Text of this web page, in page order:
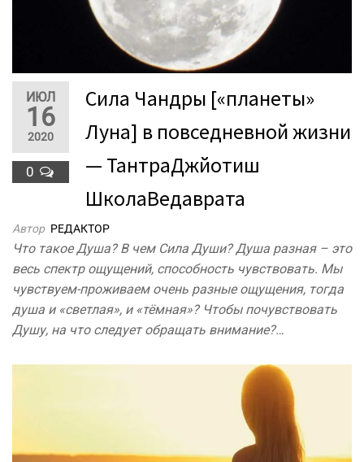
ИЮЛ
16
2020
0
Сила Чандры [«планеты»
Луна] в повседневной жизни
— ТантраДжйотиш
ШколаВедаврата
Автор РЕДАКТОР
Что такое Душа? В чем Сила Души? Душа разная – это
весь спектр ощущений, способность чувствовать. Мы
чувствуем-проживаем очень разные ощущения, тогда
душа и «светлая», и «тёмная»? Чтобы почувствовать
Душу, на что следует обращать внимание?…